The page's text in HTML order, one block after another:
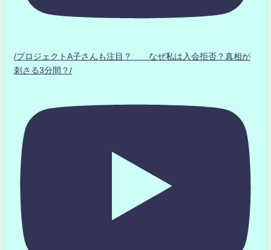
/プロジェクトA子さんも注目？ なぜ私は入会拒否？真相が
刺さる3分間？/